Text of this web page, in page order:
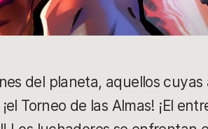
del planeta, aquellos
Torneo de las Almas! ¡El